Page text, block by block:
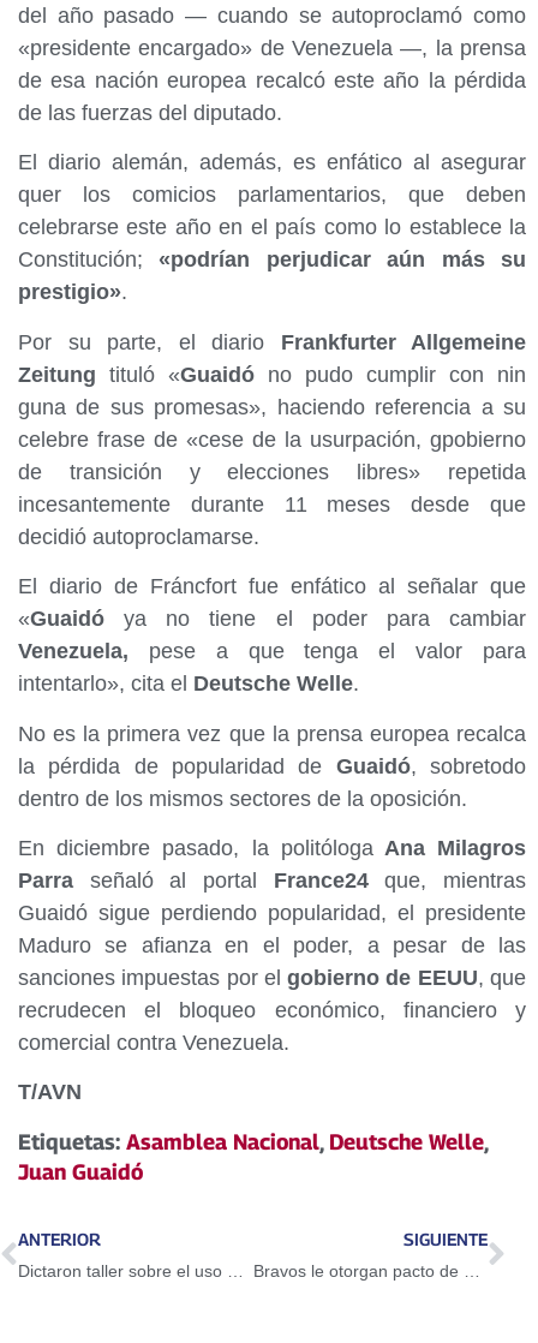
del año pasado — cuando se autoproclamó como
«presidente encargado» de Venezuela —, la prensa
de esa nación europea recalcó este año la pérdida
de las fuerzas del diputado.
El diario alemán, además, es enfático al asegurar
quer los comicios parlamentarios, que deben
celebrarse este año en el país como lo establece la
Constitución; «podrían perjudicar aún más su
prestigio».
Por su parte, el diario Frankfurter Allgemeine
Zeitung tituló «Guaidó no pudo cumplir con nin
guna de sus promesas», haciendo referencia a su
celebre frase de «cese de la usurpación, gpobierno
de transición y elecciones libres» repetida
incesantemente durante 11 meses desde que
decidió autoproclamarse.
El diario de Fráncfort fue enfático al señalar que
«Guaidó ya no tiene el poder para cambiar
Venezuela, pese a que tenga el valor para
intentarlo», cita el Deutsche Welle.
No es la primera vez que la prensa europea recalca
la pérdida de popularidad de Guaidó, sobretodo
dentro de los mismos sectores de la oposición.
En diciembre pasado, la politólogaAna Milagros
Parra señaló al portal France24que, mientras
Guaidó sigue perdiendo popularidad, el presidente
Maduro se afianza en el poder, a pesar de las
sanciones impuestas por elgobierno de EEUU, que
recrudecen el bloqueo económico, financiero y
comercial contra Venezuela.
T/AVN
Etiquetas: Asamblea Nacional, Deutsche Welle,
Juan Guaidó
ANTERIOR SIGUIENTE